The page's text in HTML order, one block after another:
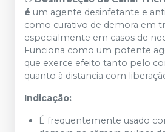
é um agente desinfetante e
como curativo de demora em
especialmente em casos de
Funciona como um potente
que exerce efeito tanto pelo
quanto à distancia com
Indicação:
É frequentemente usado